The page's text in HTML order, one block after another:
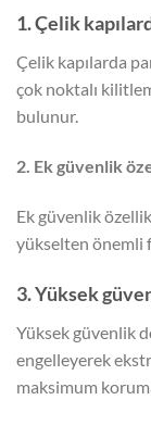
1. Çelik
Çelik kapılarda
çok noktalı
bulunur.
2. Ek güvenlik
Ek güvenlik
yükselten önemli
3. Yüksek
Yüksek güvenlik
engelleyerek
maksimum